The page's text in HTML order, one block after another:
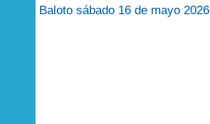
Baloto sábado 16 de mayo 2026